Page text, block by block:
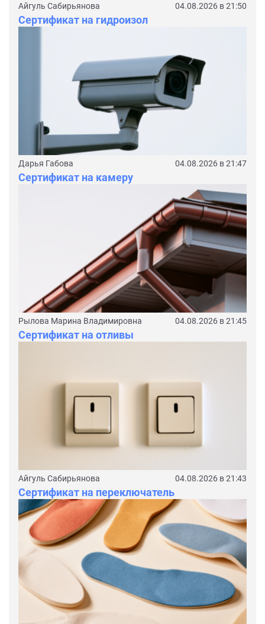
Айгуль Сабирьянова 04.08.2026 в 21:50
Сертификат на гидроизол
Дарья Габова 04.08.2026 в 21:47
Сертификат на камеру
Рылова Марина Владимировна 04.08.2026 в 21:45
Сертификат на отливы
Айгуль Сабирьянова 04.08.2026 в 21:43
Сертификат на переключатель